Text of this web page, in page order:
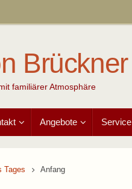
Brückner
familiärer Atmosphäre
Angebote Service
Tages Anfang